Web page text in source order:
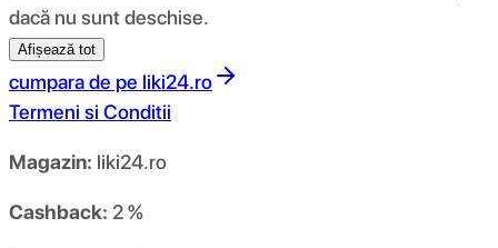
dacă nu sunt deschise.
Afișează tot
cumpara de pe liki24.ro
Termeni si Conditii
Magazin: liki24.ro
Cashback: 2 %